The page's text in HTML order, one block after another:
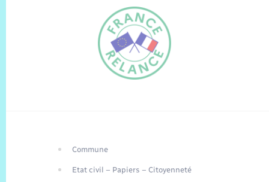
EN
Commune
Etat civil – Papiers – Citoyenneté